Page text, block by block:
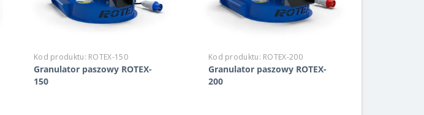
Kod produktu: ROTEX-150
Granulator paszowy ROTEX-
150
Kod produktu: ROTEX-200
Granulator paszowy ROTEX-
200